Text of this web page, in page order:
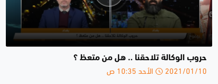
حروب الوكالة تلاحقنا .. هل من متعظ ؟
2021/01/10 الأحد 10:35 ص